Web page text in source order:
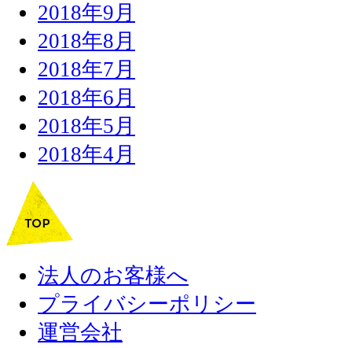
2018年9月
2018年8月
2018年7月
2018年6月
2018年5月
2018年4月
法人のお客様へ
プライバシーポリシー
運営会社